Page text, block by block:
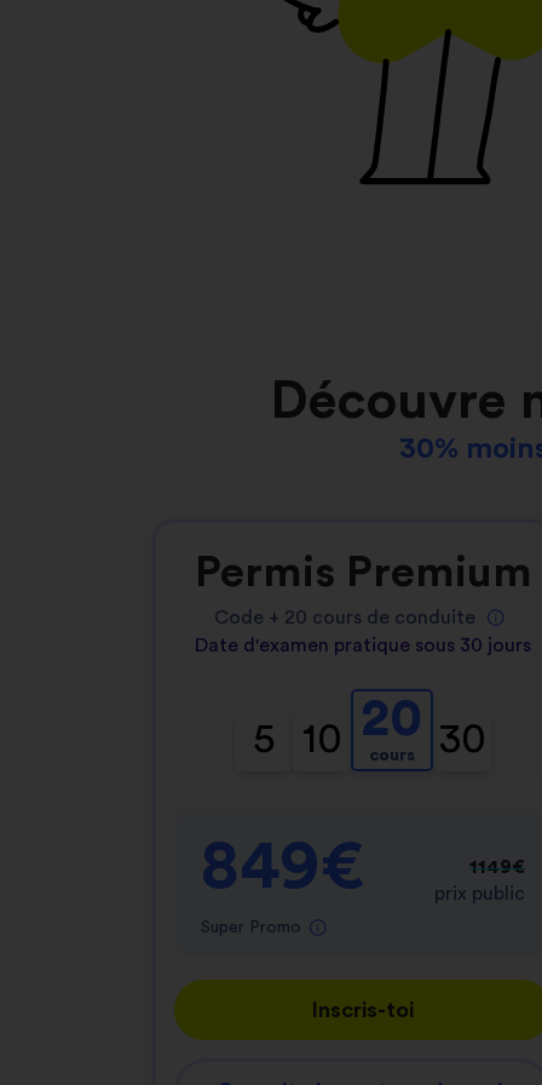
Découvre
30%
Permis Premium
Code + 20 cours de conduite
Date d'examen pratique sous 30 jours
5 10 20
cours 30
849€
Super Promo
1149€
prix public
Inscris-toi